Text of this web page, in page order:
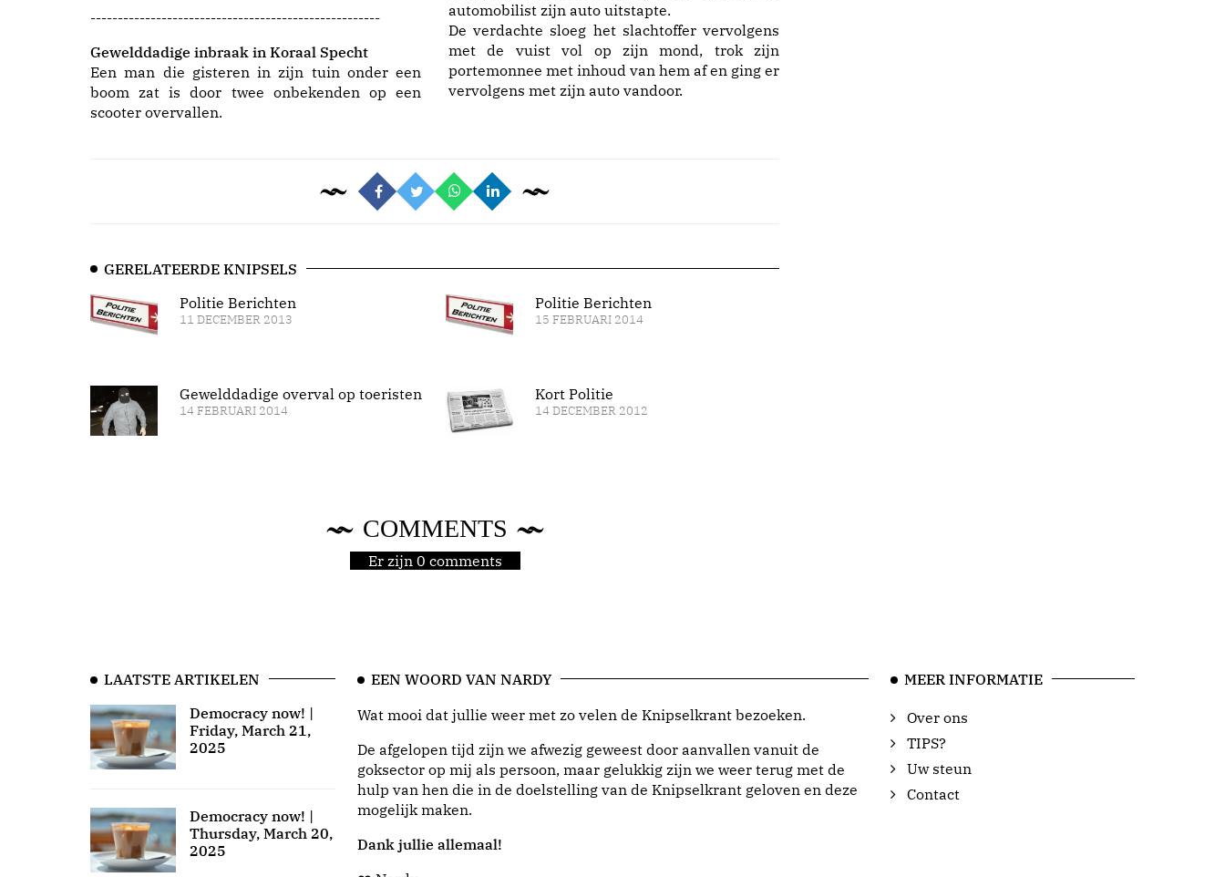
-----------------------------------------------------
Gewelddadige inbraak in Koraal Specht
Een man die gisteren in zijn tuin onder een
boom zat is door twee onbekenden op een
scooter overvallen.
automobilist zijn auto uitstapte.
De verdachte sloeg het slachtoffer vervolgens
met de vuist vol op zijn mond, trok zijn
portemonnee met inhoud van hem af en ging er
vervolgens met zijn auto vandoor.
GERELATEERDE KNIPSELS
Politie Berichten
11 DECEMBER 2013
Gewelddadige overval op toeristen
14 FEBRUARI 2014
Politie Berichten
15 FEBRUARI 2014
Kort Politie
14 DECEMBER 2012
COMMENTS
Er zijn 0 comments
LAATSTE ARTIKELEN
Democracy now! |
Friday, March 21,
2025
Democracy now! |
Thursday, March 20,
2025
EEN WOORD VAN NARDY
Wat mooi dat jullie weer met zo velen de Knipselkrant bezoeken.
De afgelopen tijd zijn we afwezig geweest door aanvallen vanuit de
goksector op mij als persoon, maar gelukkig zijn we weer terug met de
hulp van hen die in de doelstelling van de Knipselkrant geloven en deze
mogelijk maken.
Dank jullie allemaal!
MEER INFORMATIE
Over ons
TIPS?
Uw steun
Contact